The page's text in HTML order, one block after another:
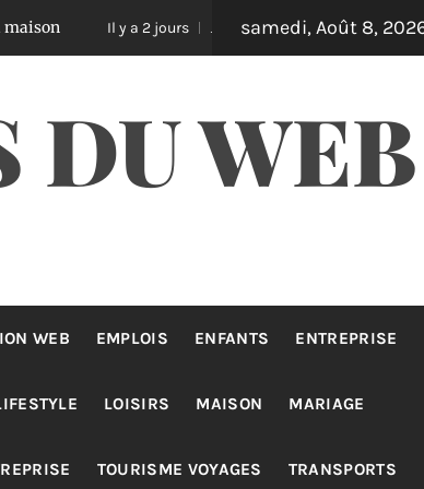
Il y a 2 jours Assurance auto pro : différences taxi, vtc
samedi, Août 8,
DU WEB
WEB EMPLOIS ENFANTS ENTREPRISE
LOISIRS MAISON MARIAGE
TOURISME VOYAGES TRANSPORTS